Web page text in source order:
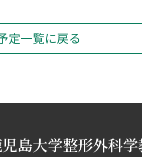
定一覧に戻る
島大学整形外科